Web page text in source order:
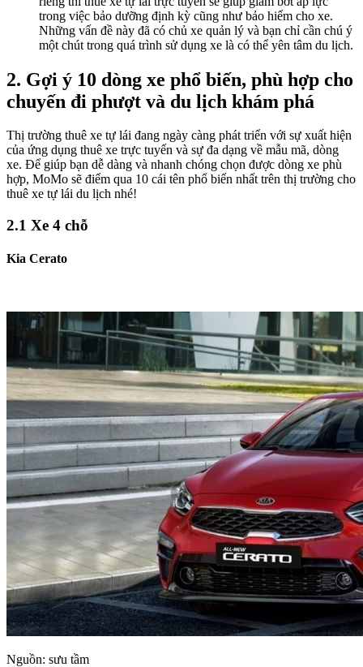
trong việc bảo dưỡng định kỳ cũng như bảo hiểm cho xe.
Những vấn đề này đã có chủ xe quản lý và bạn chỉ cần chú ý
một chút trong quá trình sử dụng xe là có thể yên tâm du lịch.
2. Gợi ý 10 dòng xe phổ biến, phù hợp cho
chuyến đi phượt và du lịch khám phá
Thị trường thuê xe tự lái đang ngày càng phát triển với sự xuất hiện
của ứng dụng thuê xe trực tuyến và sự đa dạng về mẫu mã, dòng
xe. Để giúp bạn dễ dàng và nhanh chóng chọn được dòng xe phù
hợp, MoMo sẽ điểm qua 10 cái tên phổ biến nhất trên thị trường cho
thuê xe tự lái du lịch nhé!
2.1 Xe 4 chỗ
Kia Cerato
Nguồn: sưu tầm